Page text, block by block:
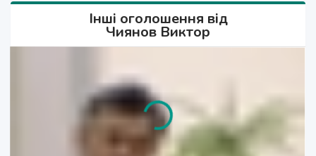
Інші оголошення від
Чиянов Виктор